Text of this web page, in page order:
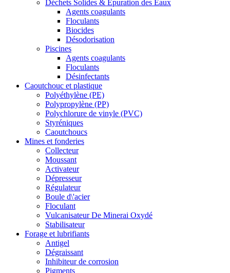
Déchets Solides & Épuration des Eaux
Agents coagulants
Floculants
Biocides
Désodorisation
Piscines
Agents coagulants
Floculants
Désinfectants
Caoutchouc et plastique
Polyéthylène (PE)
Polypropylène (PP)
Polychlorure de vinyle (PVC)
Styréniques
Caoutchoucs
Mines et fonderies
Collecteur
Moussant
Activateur
Dépresseur
Régulateur
Boule d\'acier
Floculant
Vulcanisateur De Minerai Oxydé
Stabilisateur
Forage et lubrifiants
Antigel
Dégraissant
Inhibiteur de corrosion
Pigments